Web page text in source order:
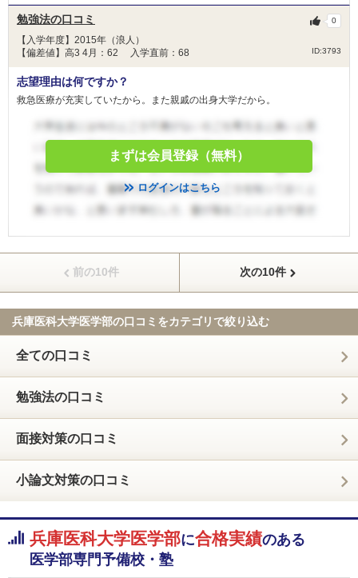
勉強法の口コミ
【入学年度】2015年（浪人）
【偏差値】高3 4月：62 入学直前：68
ID:3793
0
志望理由は何ですか？
救急医療が充実していたから。また親戚の出身大学だから。
まずは会員登録（無料）
ログインはこちら
前の10件 次の10件
兵庫医科大学医学部の口コミをカテゴリで絞り込む
全ての口コミ
勉強法の口コミ
面接対策の口コミ
小論文対策の口コミ
兵庫医科大学医学部に合格実績のある
医学部専門予備校・塾